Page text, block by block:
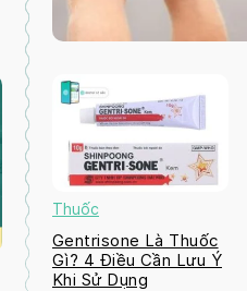
Thuốc
Gentrisone Là Thuốc
Gì? 4 Điều Cần Lưu Ý
Khi Sử Dụng